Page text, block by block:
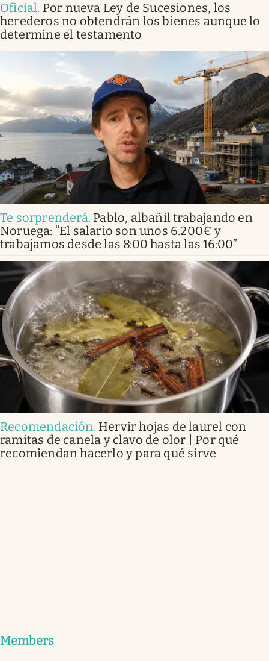
Oficial. Por nueva Ley de Sucesiones, los
herederos no obtendrán los bienes aunque lo
determine el testamento
Te sorprenderá. Pablo, albañil trabajando en
Noruega: “El salario son unos 6.200€ y
trabajamos desde las 8:00 hasta las 16:00”
Recomendación. Hervir hojas de laurel con
ramitas de canela y clavo de olor | Por qué
recomiendan hacerlo y para qué sirve
Members